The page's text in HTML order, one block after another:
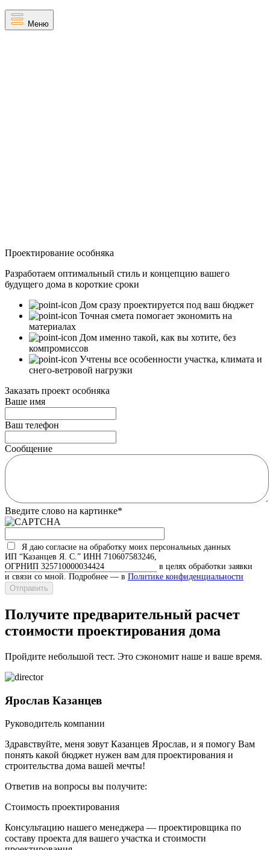
Меню
Проектирование особняка
Разработаем оптимальный стиль и концепцию вашего
будущего дома в короткие сроки
Дом сразу проектируется под ваш бюджет
Точная смета помогает экономить на
материалах
Дом именно такой, как вы хотите, без
компромиссов
Учтены все особенности участка, климата и
снего-ветровой нагрузки
Заказать проект особняка
Ваше имя
Ваш телефон
Сообщение
Введите слово на картинке*
Я даю согласие на обработку моих персональных данных
ИП “Казанцев Я. С.” ИНН 710607583246,
ОГРНИП 325710000034424
в целях обработки заявки
и связи со мной. Подробнее — в Политике конфиденциальности
Получите предварительный расчет
стоимости проектирования дома
Пройдите небольшой тест. Это сэкономит наше и ваше время.
Ярослав Казанцев
Руководитель компании
Здравствуйте, меня зовут Казанцев Ярослав, и я помогу Вам
понять какой бюджет нужен вам для проектирования и
строительства дома вашей мечты!
Ответив на вопросы вы получите:
Стоимость проектирования
Консультацию нашего менеджера — проектировщика по
составу проекта для вашего участка и стоимости